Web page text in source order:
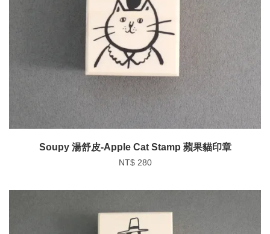
Soupy 湯舒皮-Apple Cat Stamp 蘋果貓印章
NT$ 280